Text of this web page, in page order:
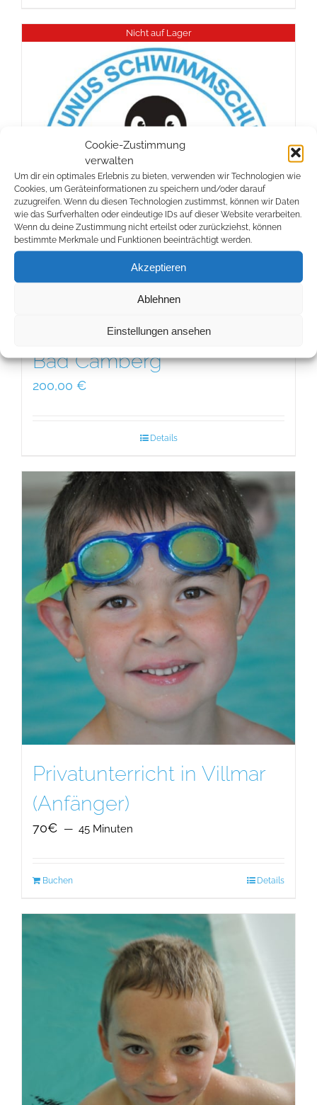
Cookie-Zustimmung
verwalten
Um dir ein optimales Erlebnis zu bieten, verwenden wir Technologien wie
Cookies, um Geräteinformationen zu speichern und/oder darauf
zuzugreifen. Wenn du diesen Technologien zustimmst, können wir Daten
wie das Surfverhalten oder eindeutige IDs auf dieser Website verarbeiten.
Wenn du deine Zustimmung nicht erteilst oder zurückziehst, können
bestimmte Merkmale und Funktionen beeinträchtigt werden.
Akzeptieren
Ablehnen
Einstellungen ansehen
Nicht auf Lager
Pinguinkurse (Anfänger) in
Bad Camberg
200,00 €
Details
Privatunterricht in Villmar
(Anfänger)
70€ 45 Minuten
Buchen Details